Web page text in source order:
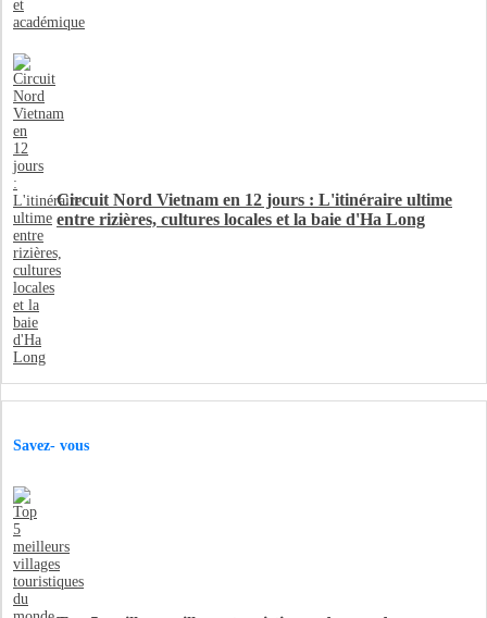
Circuit Nord Vietnam en 12 jours : L'itinéraire ultime
entre rizières, cultures locales et la baie d'Ha Long
Savez- vous